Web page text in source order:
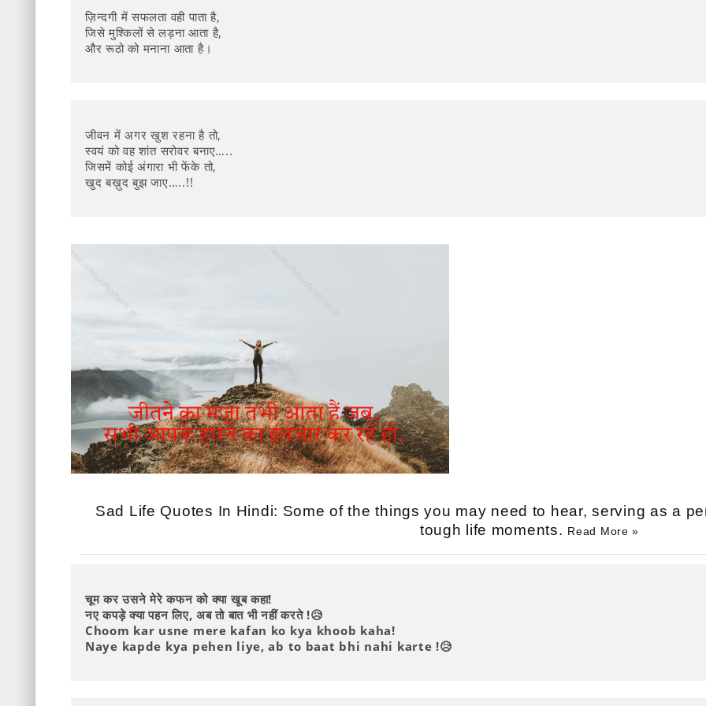
ज़िन्दगी में सफलता वही पाता है,
जिसे मुश्किलों से लड़ना आता है,
और रूठो को मनाना आता है।
जीवन में अगर खुश रहना है तो,
स्वयं को वह शांत सरोवर बनाए…..
जिसमें कोई अंगारा भी फेंके तो,
खुद बख़ुद बुझ जाए…..!!
Sad Life Quotes In Hindi: Some of the things you may need to hear, serving as a
tough life moments. Read More »
चूम कर उसने मेरे कफन को क्या खूब कहा!
नए कपड़े क्या पहन लिए, अब तो बात भी नहीं करते !😥
Choom kar usne mere kafan ko kya khoob kaha!
Naye kapde kya pehen liye, ab to baat bhi nahi karte !😥